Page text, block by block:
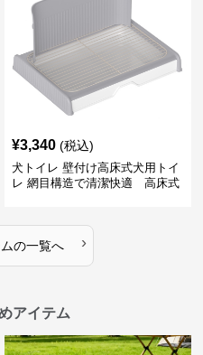
¥3,340 (税込)
犬トイレ 壁付け高床式犬用トイ
レ 網目構造で清潔快適 高床式
の一覧へ ›
アイテム